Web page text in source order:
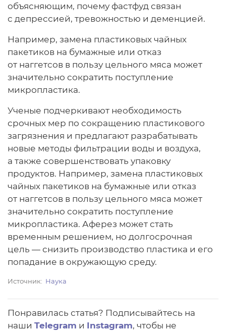
объясняющим, почему фастфуд связан
с депрессией, тревожностью и деменцией.
Например, замена пластиковых чайных
пакетиков на бумажные или отказ
от наггетсов в пользу цельного мяса может
значительно сократить поступление
микропластика.
Ученые подчеркивают необходимость
срочных мер по сокращению пластикового
загрязнения и предлагают разрабатывать
новые методы фильтрации воды и воздуха,
а также совершенствовать упаковку
продуктов. Например, замена пластиковых
чайных пакетиков на бумажные или отказ
от наггетсов в пользу цельного мяса может
значительно сократить поступление
микропластика. Аферез может стать
временным решением, но долгосрочная
цель — снизить производство пластика и его
попадание в окружающую среду.
Источник Наука
Понравилась статья? Подписывайтесь на
наши Telegram и Instagram, чтобы не